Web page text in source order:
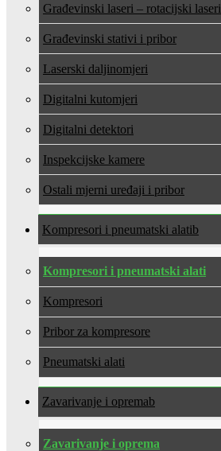
Građevinski laseri – rotacijski laseri
Građevinski stativi i pribor
Laserski daljinomjeri
Digitalni kutomjeri
Digitalni detektori
Inspekcijske kamere
Ostali mjerni uređaji i pribor
Kompresori i pneumatski alati
Kompresori i pneumatski alati
Kompresori
Pribor za kompresore
Pneumatski alati
Zavarivanje i oprema
Zavarivanje i oprema